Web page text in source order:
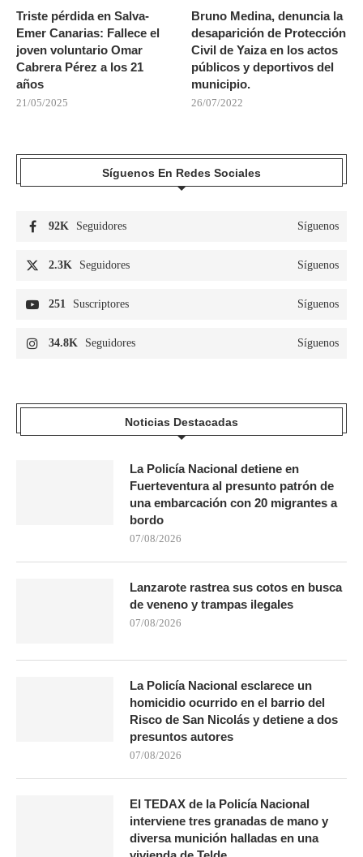
Triste pérdida en Salva-
Emer Canarias: Fallece el
joven voluntario Omar
Cabrera Pérez a los 21
años
21/05/2025
Bruno Medina, denuncia la
desaparición de Protección
Civil de Yaiza en los actos
públicos y deportivos del
municipio.
26/07/2022
Síguenos En Redes Sociales
92K Seguidores Síguenos
2.3K Seguidores Síguenos
251 Suscriptores Síguenos
34.8K Seguidores Síguenos
Noticias Destacadas
La Policía Nacional detiene en
Fuerteventura al presunto patrón de
una embarcación con 20 migrantes a
bordo
07/08/2026
Lanzarote rastrea sus cotos en busca
de veneno y trampas ilegales
07/08/2026
La Policía Nacional esclarece un
homicidio ocurrido en el barrio del
Risco de San Nicolás y detiene a dos
presuntos autores
07/08/2026
El TEDAX de la Policía Nacional
interviene tres granadas de mano y
diversa munición halladas en una